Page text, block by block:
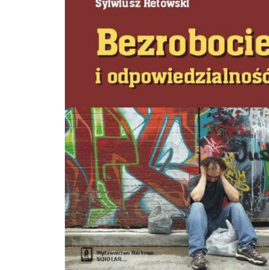
Zdrowia na Uniwersytecie Wrocławskim. Jest doktorem nauk medycznych z
społecznym i personalnym, pozafarmakologiczne wyznaczniki skuteczności
oraz psychologię prokreacji, ze szczególnym uwzględnieniem bezdzietności i
percepcji społecznej. Autorka książki Placebo. Dlaczego działa coś, co nie